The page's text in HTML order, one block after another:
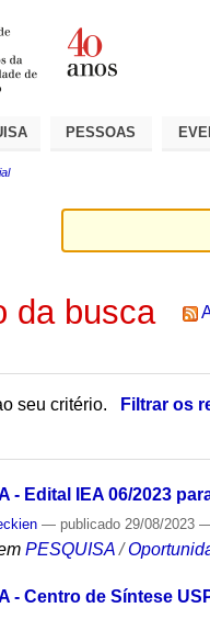
PESSOAS
da busca
seu critério.
Filtrar os
- Edital IEA 06/2023
— publicado 29/08/2023
PESQUISA /
- Centro de Síntese